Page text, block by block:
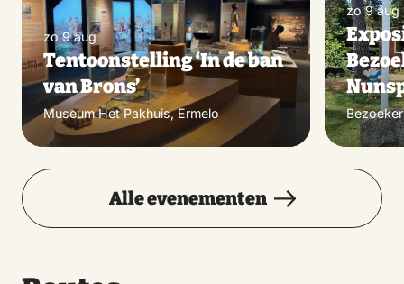
zo 9 aug
Tentoonstelling ‘In de ban
van Brons’
Museum Het Pakhuis, Ermelo
favoriet
zo 9 aug
Alle evenementen